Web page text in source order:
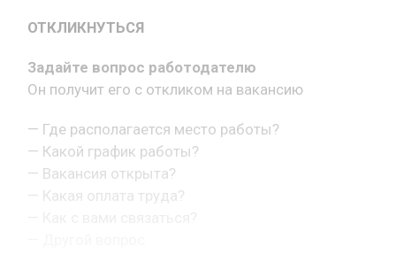
ОТКЛИКНУТЬСЯ
Задайте вопрос работодателю
Он получит его с откликом на вакансию
— Где располагается место работы?
— Какой график работы?
— Вакансия открыта?
— Какая оплата труда?